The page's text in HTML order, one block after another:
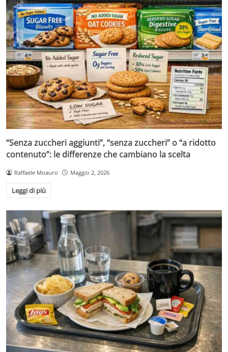
“Senza zuccheri aggiunti”, “senza zuccheri” o “a ridotto
contenuto”: le differenze che cambiano la scelta
Raffaele Moauro Maggio 2, 2026
Leggi di più